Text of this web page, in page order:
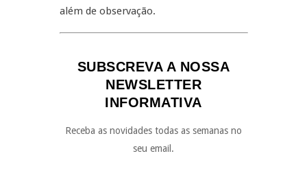
além de observação.
SUBSCREVA A NOSSA
NEWSLETTER
INFORMATIVA
Receba as novidades todas as semanas no
seu email.